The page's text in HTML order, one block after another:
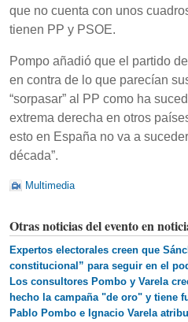
que no cuenta con unos
tienen PP y PSOE.
Pompo añadió que el partido
en contra de lo que parecían
“sorpasar” al PP como ha
extrema derecha en otros
esto en España no va a
década”.
Multimedia
Otras noticias del evento en
Expertos electorales creen que
constitucional” para seguir en el
Los consultores Pombo y Varela
hecho la campaña "de oro" y tiene
Pablo Pombo e Ignacio Varela